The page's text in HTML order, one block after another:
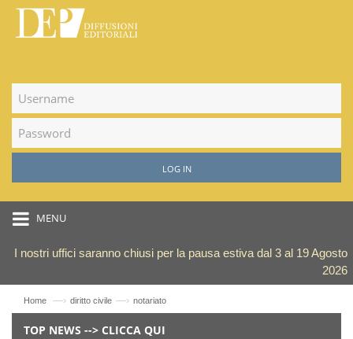
LOG IN
MENU
I nostri uffici saranno chiusi per la pausa estiva dal 3 al 19 Agosto
2026
Home —› diritto civile —› notariato
TOP NEWS --> CLICCA QUI